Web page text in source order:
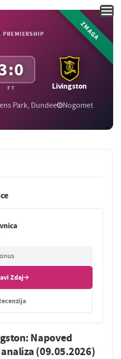
PREMIERSHIP
FT Livingston
Park, Dundee Nogomet
ZMAGA
Zdaj
Napoved
(09.05.2026)